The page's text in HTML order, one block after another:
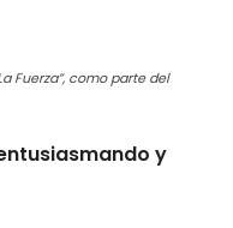
Fuerza”, como parte del
y